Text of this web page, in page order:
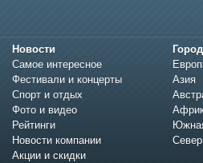
Новости
Самое интересное
Фестивали и концерты
Спорт и отдых
Фото и видео
Рейтинги
Новости компании
Акции и скидки
Азия